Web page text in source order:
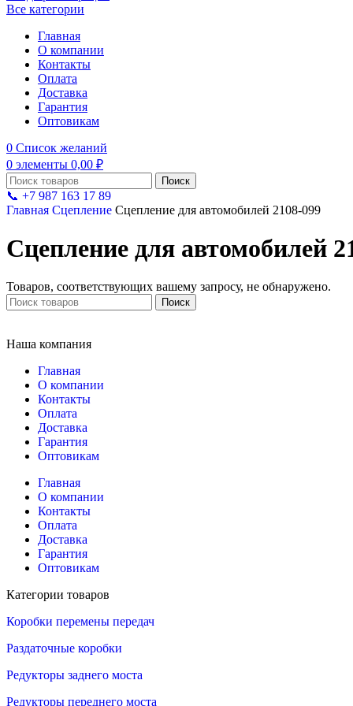
Все категории
Главная
О компании
Контакты
Оплата
Доставка
Гарантия
Оптовикам
0 Список желаний
0 элементы 0,00 ₽
Поиск
📞 +7 987 163 17 89
Главная Сцепление Сцепление для автомобилей 2108-099
Сцепление для автомобилей
Товаров, соответствующих вашему запросу, не обнаружено.
Поиск
Наша компания
Главная
О компании
Контакты
Оплата
Доставка
Гарантия
Оптовикам
Главная
О компании
Контакты
Оплата
Доставка
Гарантия
Оптовикам
Категории товаров
Коробки перемены передач
Раздаточные коробки
Редукторы заднего моста
Редукторы переднего моста